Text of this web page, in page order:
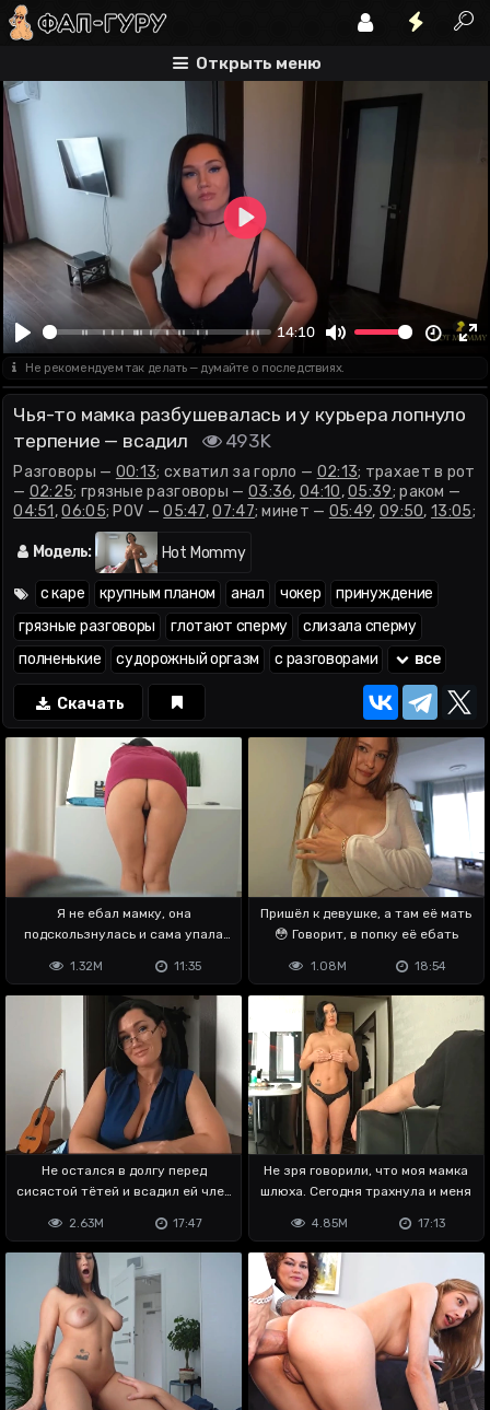
Открыть меню
разговоры трахает в рот
Play
00:00
14:10
Play
Не рекомендуем так делать — думайте о последствиях.
Чья-то мамка разбушевалась и у курьера лопнуло
терпение — всадил
493K
Разговоры — 00:13; схватил за горло — 02:13; трахает в рот
— 02:25; грязные разговоры — 03:36,04:10,05:39; раком —
04:51,06:05; POV —05:47,07:47; минет — 05:49, 09:50,13:05;
вид снизу вблизи —
анал —08:55; камшот на лицо —
Модель: Hot Mommy
с каре крупным планом анал чокер
принуждение
грязные разговоры
глотают сперму
слизала сперму
полненькие
судорожный оргазм с разговорами все
Скачать
Я не ебал мамку, она
подскользнулась и сама упала
11:35
1.32M
Пришёл к девушке, а там её мать
😳 Говорит, в попку её ебать
18:54
1.08M
Не остался в долгу перед
сисястой тётей и всадил ей член
17:47
2.63M
Не зря говорили, что моя мамка
шлюха. Сегодня трахнула и меня
17:13
4.85M